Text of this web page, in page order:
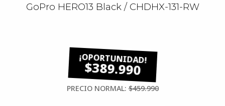
GoPro HERO13 Black / CHDHX-131-RW
$389.990
PRECIO NORMAL:$459.990